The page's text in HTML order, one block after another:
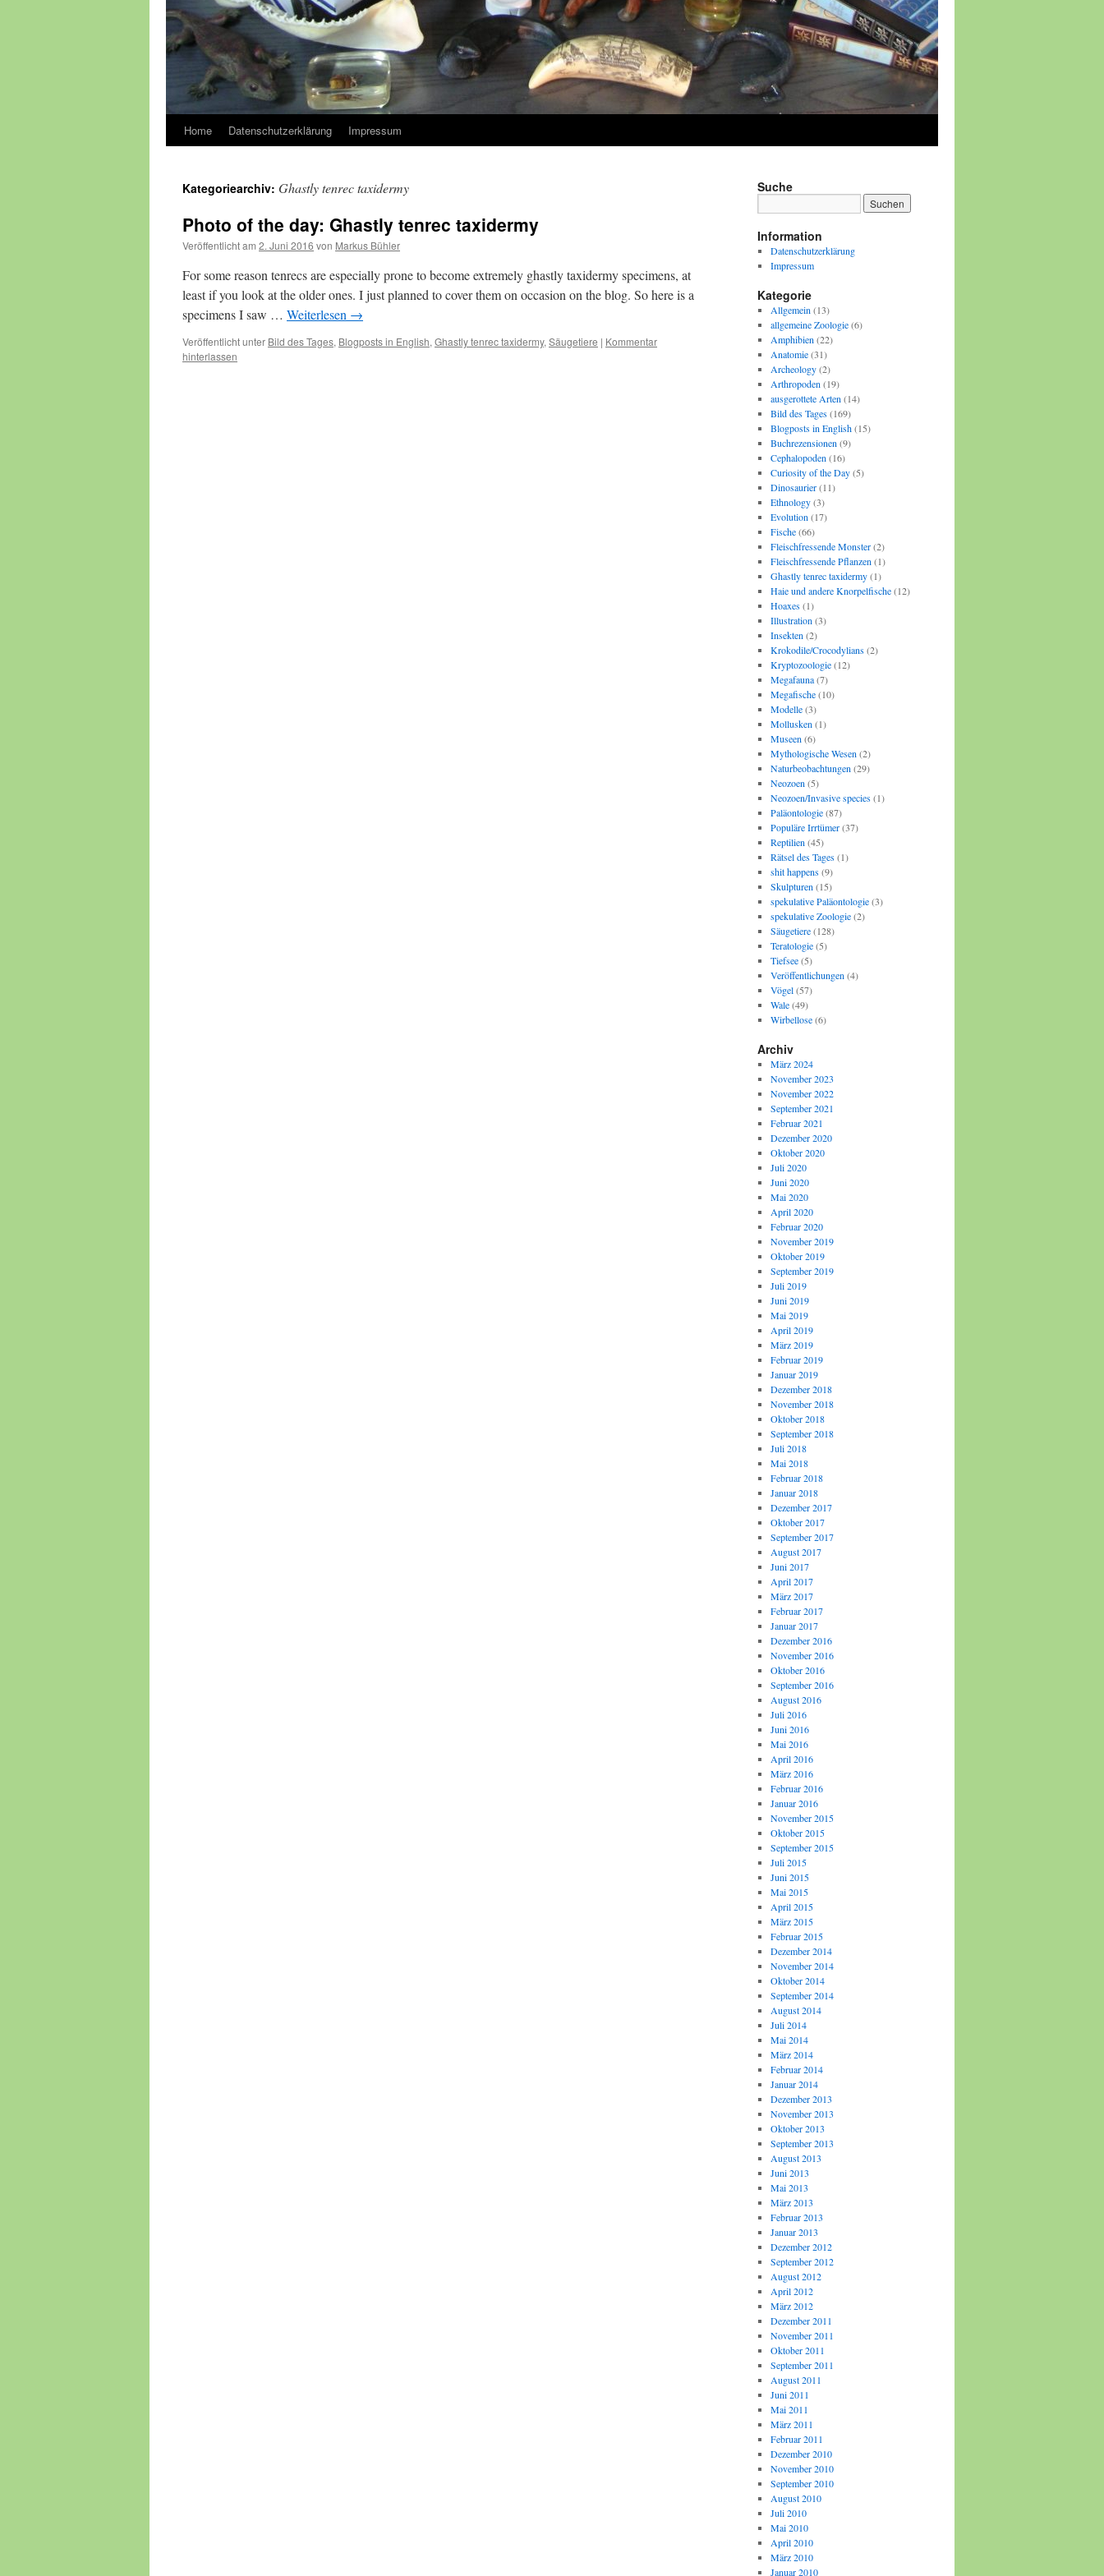
Home Datenschutzerklärung Impressum
Kategoriearchiv: Ghastly tenrec taxidermy
Photo of the day: Ghastly tenrec taxidermy
Veröffentlicht am 2. Juni 2016 von Markus Bühler
For some reason tenrecs are especially prone to become extremely ghastly taxidermy specimens, at
least if you look at the older ones. I just planned to cover them on occasion on the blog. So here is a
specimens I saw … Weiterlesen →
Veröffentlicht unter Bild des Tages, Blogposts in English, Ghastly tenrec taxidermy, Säugetiere | Kommentar
hinterlassen
Suche
Information
Datenschutzerklärung
Impressum
Kategorie
Allgemein (13)
allgemeine Zoologie(6)
Amphibien (22)
Anatomie(31)
Archeology(2)
Arthropoden (19)
ausgerottete Arten (14)
Bild des Tages(169)
Blogposts in English(15)
Buchrezensionen (9)
Cephalopoden (16)
Curiosity of the Day(5)
Dinosaurier(11)
Ethnology(3)
Evolution (17)
Fische(66)
Fleischfressende Monster(2)
Fleischfressende Pflanzen (1)
Ghastly tenrec taxidermy(1)
Haie und andere Knorpelfische(12)
Hoaxes(1)
Illustration (3)
Insekten (2)
Krokodile/Crocodylians(2)
Kryptozoologie(12)
Megafauna(7)
Megafische(10)
Modelle(3)
Mollusken (1)
Museen (6)
Mythologische Wesen (2)
Naturbeobachtungen (29)
Neozoen (5)
Neozoen/Invasive species(1)
Paläontologie(87)
Populäre Irrtümer(37)
Reptilien (45)
Rätsel des Tages(1)
shit happens(9)
Skulpturen (15)
spekulative Paläontologie(3)
spekulative Zoologie(2)
Säugetiere(128)
Teratologie(5)
Tiefsee(5)
Veröffentlichungen (4)
Vögel(57)
Wale(49)
Wirbellose(6)
Archiv
März 2024
November 2023
November 2022
September 2021
Februar 2021
Dezember 2020
Oktober 2020
Juli 2020
Juni 2020
Mai 2020
April 2020
Februar 2020
November 2019
Oktober 2019
September 2019
Juli 2019
Juni 2019
Mai 2019
April 2019
März 2019
Februar 2019
Januar 2019
Dezember 2018
November 2018
Oktober 2018
September 2018
Juli 2018
Mai 2018
Februar 2018
Januar 2018
Dezember 2017
Oktober 2017
September 2017
August 2017
Juni 2017
April 2017
März 2017
Februar 2017
Januar 2017
Dezember 2016
November 2016
Oktober 2016
September 2016
August 2016
Juli 2016
Juni 2016
Mai 2016
April 2016
März 2016
Februar 2016
Januar 2016
November 2015
Oktober 2015
September 2015
Juli 2015
Juni 2015
Mai 2015
April 2015
März 2015
Februar 2015
Dezember 2014
November 2014
Oktober 2014
September 2014
August 2014
Juli 2014
Mai 2014
März 2014
Februar 2014
Januar 2014
Dezember 2013
November 2013
Oktober 2013
September 2013
August 2013
Juni 2013
Mai 2013
März 2013
Februar 2013
Januar 2013
Dezember 2012
September 2012
August 2012
April 2012
März 2012
Dezember 2011
November 2011
Oktober 2011
September 2011
August 2011
Juni 2011
Mai 2011
März 2011
Februar 2011
Dezember 2010
November 2010
September 2010
August 2010
Juli 2010
Mai 2010
April 2010
März 2010
Januar 2010